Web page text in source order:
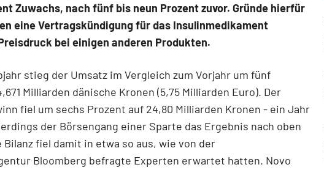
Zuwachs, nach fünf bis neun Prozent zuvor. Gründe hierfür
eine Vertragskündigung für das Insulinmedikament
bei einigen anderen Produkten.
stieg der Umsatz im Vergleich zum Vorjahr um fünf
Milliarden dänische Kronen (5,75 Milliarden Euro). Der
fiel um sechs Prozent auf 24,80 Milliarden Kronen - ein Jahr
der Börsengang einer Sparte das Ergebnis nach oben
fiel damit in etwa so aus, wie von der
Bloomberg befragte Experten erwartet hatten. Novo